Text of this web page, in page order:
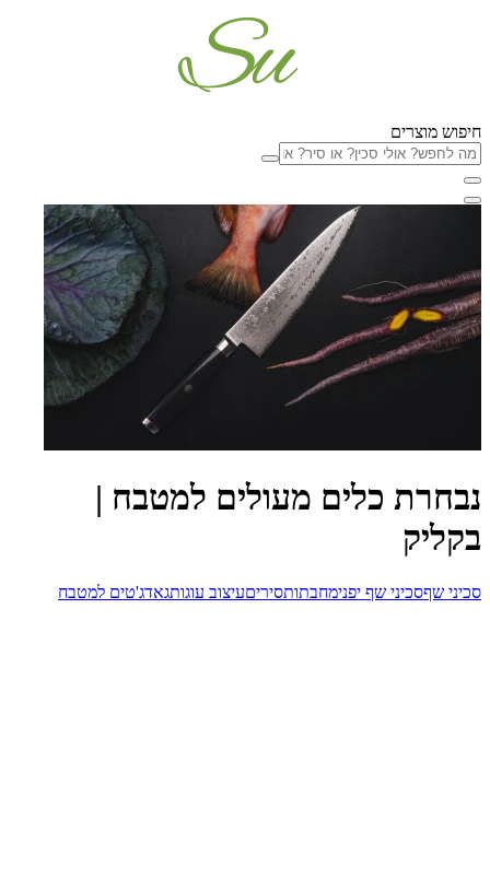
מוצרים
כלים מעולים למטבח |
שףסכיני שף יפנימחבתותסיריםעיצוב עוגותגאדג'טים למטבח